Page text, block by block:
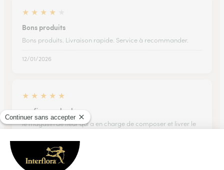
★ ★ ★ ★
Bons produits
Bons produits. Livraison rapide. Service à recommander.
12/01/2026
★ ★ ★ ★ ★
confiance absolue
le magasin de fleur qui a en charge de composer et livrer le
10/01/2026